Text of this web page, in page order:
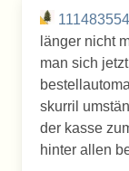
länger nicht
man sich
skurril
der kasse
hinter allen